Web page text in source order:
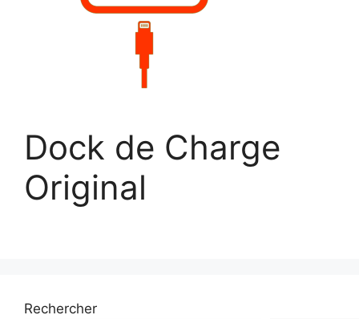
Dock de Charge
Original
Rechercher